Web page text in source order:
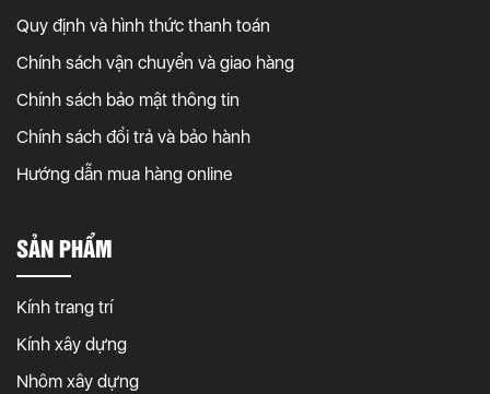
Quy định và hình thức thanh toán
Chính sách vận chuyển và giao hàng
Chính sách bảo mật thông tin
Chính sách đổi trả và bảo hành
Hướng dẫn mua hàng online
SẢN PHẨM
Kính trang trí
Kính xây dựng
Nhôm xây dựng